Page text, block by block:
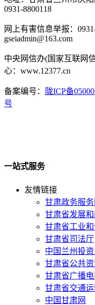
0931-8800118
网上有害信息举报：
gseiadmin@163.com
中央网信办(国家互联网
心：www.12377.cn
备案编号： 陇ICP备
号
一站式服务
友情链接
甘肃政务服务
甘肃省发展
甘肃省工业
甘肃省司法厅
中国兰州投
甘肃省公共
甘肃省广播
甘肃省交通
中国甘肃网